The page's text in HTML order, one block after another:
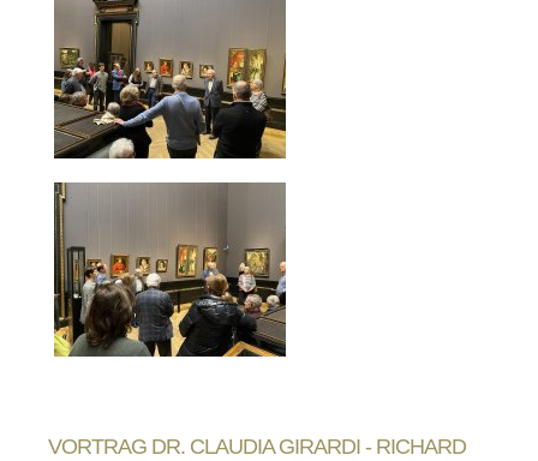
VORTRAG DR. CLAUDIA GIRARDI - RICHARD